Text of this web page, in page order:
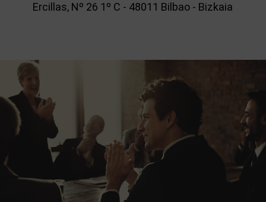
Ercillas, Nº 26 1º C - 48011 Bilbao - Bizkaia